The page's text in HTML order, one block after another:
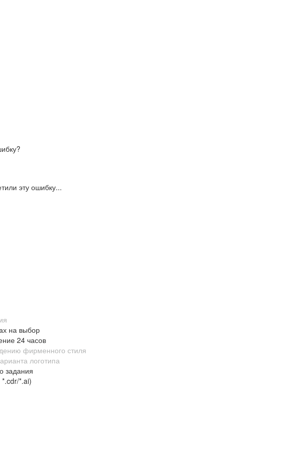
эту ошибку...
на выбор
24 часов
фирменного стиля
логотипа
задания
*.ai)